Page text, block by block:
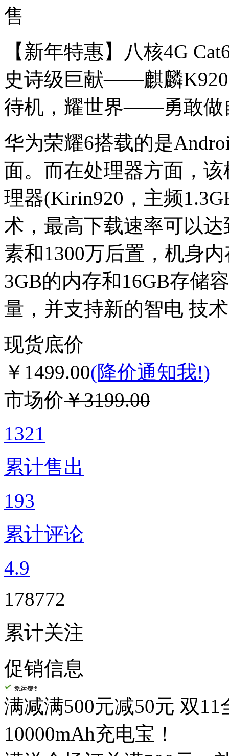
售
【新年特惠】八核4G
史诗级巨献——麒麟
待机，耀世界——勇敢做
华为荣耀6搭载的是
面。而在处理器方面，
理器(Kirin920，主频
术，最高下载速率可以
素和1300万后置，机身
3GB的内存和16GB存储
量，并支持新的智电 技
现货底价
￥1499.00(降价通知我!)
市场价￥3199.00
1321
累计售出
193
累计评论
4.9
178772
累计关注
促销信息
满减满500元减50元 双
10000mAh充电宝！